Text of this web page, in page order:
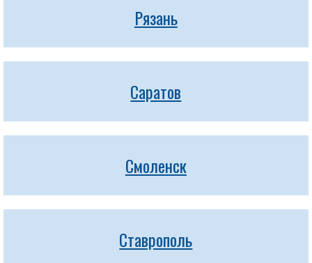
Рязань
Саратов
Смоленск
Ставрополь